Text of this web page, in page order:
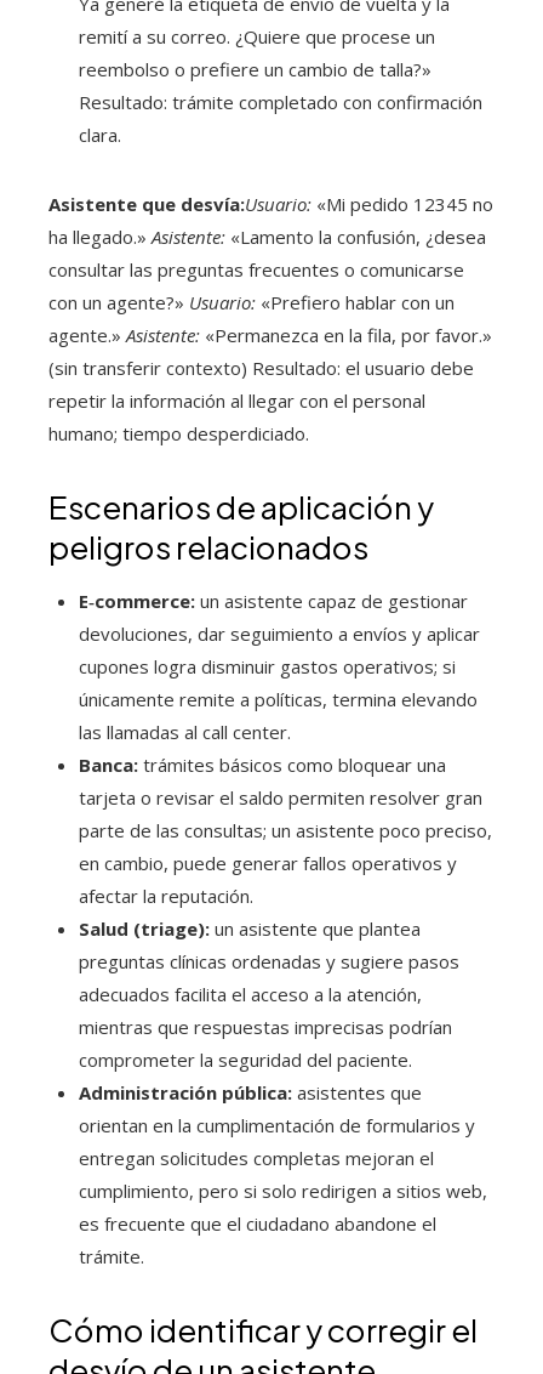
remití a su correo. ¿Quiere que procese un
reembolso o prefiere un cambio de talla?»
Resultado: trámite completado con confirmación
clara.
Asistente que desvía:Usuario: «Mi pedido 12345 no
ha llegado.»Asistente: «Lamento la confusión, ¿desea
consultar las preguntas frecuentes o comunicarse
con un agente?» Usuario: «Prefiero hablar con un
agente.»Asistente: «Permanezca en la fila, por favor.»
(sin transferir contexto) Resultado: el usuario debe
repetir la información al llegar con el personal
humano; tiempo desperdiciado.
Escenarios de aplicación y
peligros relacionados
E‑commerce: un asistente capaz de gestionar
devoluciones, dar seguimiento a envíos y aplicar
cupones logra disminuir gastos operativos; si
únicamente remite a políticas, termina elevando
las llamadas al call center.
Banca: trámites básicos como bloquear una
tarjeta o revisar el saldo permiten resolver gran
parte de las consultas; un asistente poco preciso,
en cambio, puede generar fallos operativos y
afectar la reputación.
Salud (triage): un asistente que plantea
preguntas clínicas ordenadas y sugiere pasos
adecuados facilita el acceso a la atención,
mientras que respuestas imprecisas podrían
comprometer la seguridad del paciente.
Administración pública: asistentes que
orientan en la cumplimentación de formularios y
entregan solicitudes completas mejoran el
cumplimiento, pero si solo redirigen a sitios web,
es frecuente que el ciudadano abandone el
trámite.
Cómo identificar y corregir el